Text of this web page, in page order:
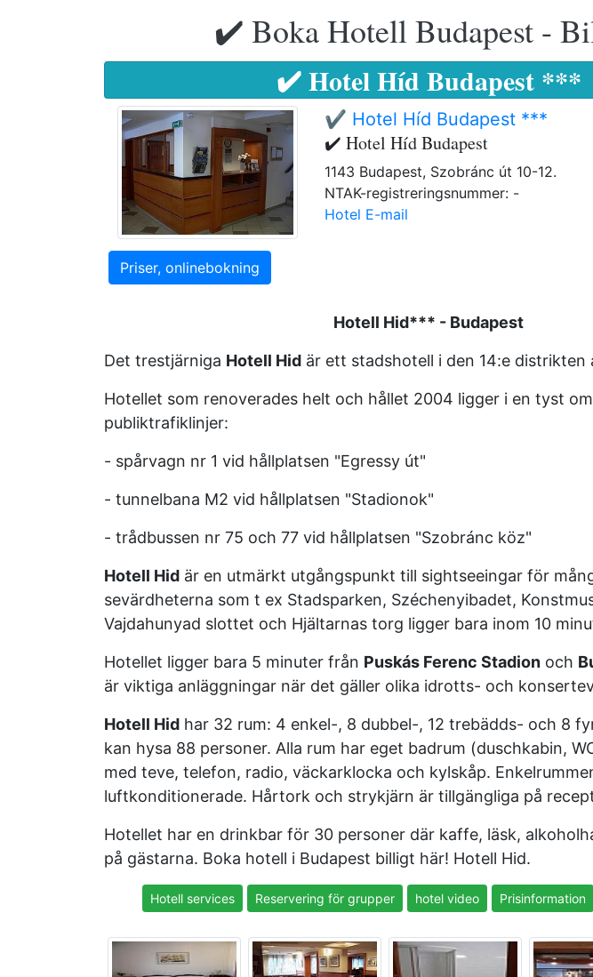
✔️ Boka Hotell Budapest -
✔️ Hotel Híd Budapest ***
✔️ Hotel Híd Budapest ***
✔️ Hotel Híd Budapest
1143 Budapest, Szobránc út 10-12.
NTAK-registreringsnummer: -
Hotel E-mail
Priser, onlinebokning
Hotell Hid*** - Budapest
Det trestjärniga Hotell Hid är ett stadshotell i den 14:e distrikten
Hotellet som renoverades helt och hållet 2004 ligger i en tyst
publiktrafiklinjer:
- spårvagn nr 1 vid hållplatsen "Egressy út"
- tunnelbana M2 vid hållplatsen "Stadionok"
- trådbussen nr 75 och 77 vid hållplatsen "Szobránc köz"
Hotell Hid är en utmärkt utgångspunkt till sightseeingar för
sevärdheterna som t ex Stadsparken, Széchenyibadet,
Vajdahunyad slottet och Hjältarnas torg ligger bara inom 10
Hotellet ligger bara 5 minuter från Puskás Ferenc Stadion och
är viktiga anläggningar när det gäller olika idrotts- och
Hotell Hid har 32 rum: 4 enkel-, 8 dubbel-, 12 trebädds- och 8
kan hysa 88 personer. Alla rum har eget badrum (duschkabin,
med teve, telefon, radio, väckarklocka och kylskåp.
luftkonditionerade. Hårtork och strykjärn är tillgängliga på
Hotellet har en drinkbar för 30 personer där kaffe, läsk,
på gästarna. Boka hotell i Budapest billigt här! Hotell Hid.
Hotell services Reservering för grupper hotel video Prisinformation